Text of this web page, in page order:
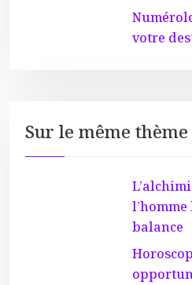
votre
Sur le même thème
balance